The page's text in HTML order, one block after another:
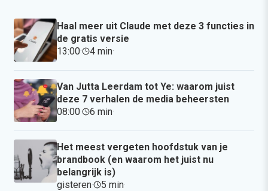
Haal meer uit Claude met deze 3 functies in
de gratis versie
13:00· 4 min·
Van Jutta Leerdam tot Ye: waarom juist
deze 7 verhalen de media beheersten
08:00· 6 min·
Het meest vergeten hoofdstuk van je
brandbook (en waarom het juist nu
belangrijk is)
gisteren· 5 min·